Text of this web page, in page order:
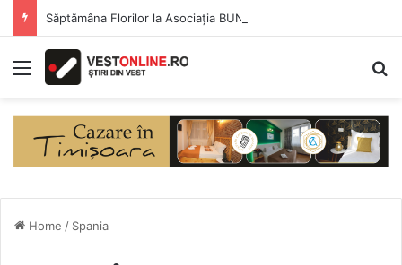
Săptămâna Florilor la Asociația BUNETI
Menu
Home / Spania